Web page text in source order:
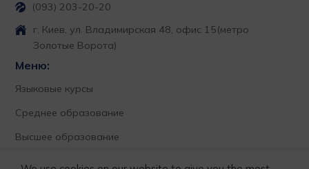
(093) 203-20-20
г. Киев, ул. Владимирская 48, офис 15(метро
Золотые Ворота)
Меню:
Языковые курсы
Среднее образование
Высшее образование